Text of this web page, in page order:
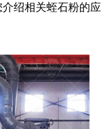
绍相关蛭石粉的应